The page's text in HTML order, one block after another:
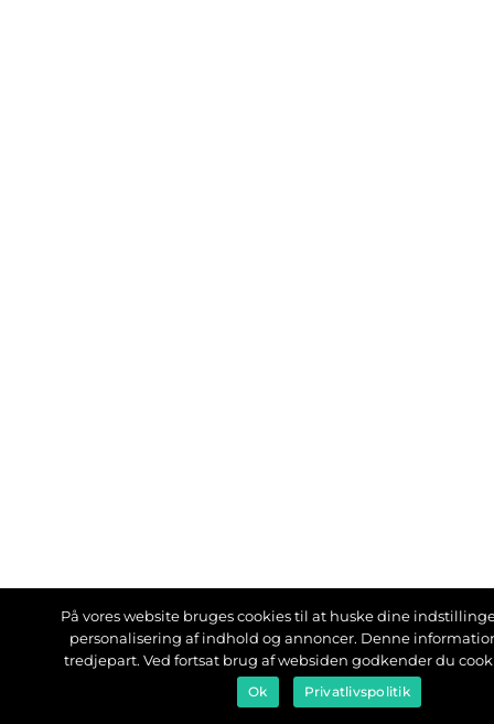
På vores website bruges cookies til at huske dine
personalisering af indhold og annoncer. Denne
tredjepart. Ved fortsat brug af websiden godkender du
Ok Privatlivspolitik